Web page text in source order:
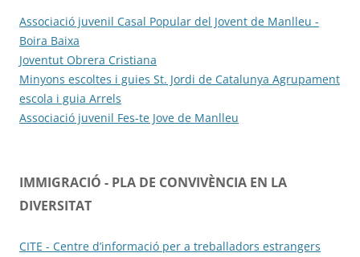
Associació juvenil Casal Popular del Jovent de Manlleu -
Boira Baixa
Joventut Obrera Cristiana
Minyons escoltes i guies St. Jordi de Catalunya Agrupament
escola i guia Arrels
Associació juvenil Fes-te Jove de Manlleu
IMMIGRACIÓ - PLA DE CONVIVÈNCIA EN LA
DIVERSITAT
CITE - Centre d’informació per a treballadors estrangers